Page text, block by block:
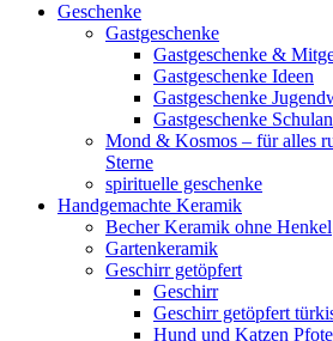
Geschenke
Gastgeschenke
Gastgeschenke &
Gastgeschenke Ideen
Gastgeschenke
Gastgeschenke
Mond & Kosmos – für alles
Sterne
spirituelle geschenke
Handgemachte Keramik
Becher Keramik ohne Henkel
Gartenkeramik
Geschirr getöpfert
Geschirr
Geschirr getöpfert
Hund und Katzen